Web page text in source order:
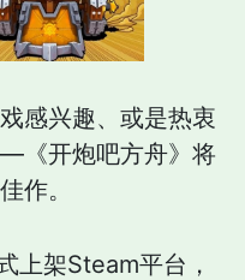
感兴趣、或是热衷
《开炮吧方舟》将
作。
上架Steam平台，